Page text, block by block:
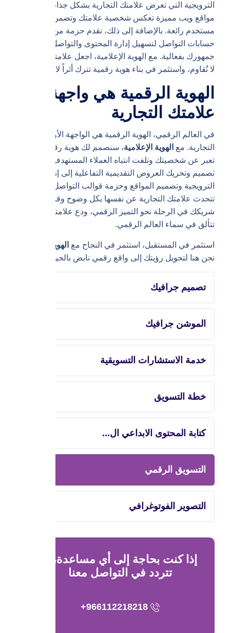
تصميم جرافيك
الموشن جرافيك
خدمة الاستشارات التسويقية
خطة التسويق
كتابة المحتوى الابداعي ال...
التسويق الرقمي
التصوير الفوتوغرافي
إذا كنت بحاجة إلى أي مساعدة، لا
تتردد في التواصل معنا
966112218218+
الترويجية التي تعرض علامتك التجارية بشكل جذاب. نصمم
مواقع ويب مميزة تعكس شخصية علامتك وتضمن تجربة
مستخدم رائعة. بالإضافة إلى ذلك، نقدم حزمة من قوالب
حسابات التواصل لتسهيل إدارة المحتوى والتواصل مع
جمهورك بفعالية. مع الهوية الإعلامية، اجعل علامتك التجارية
لا تُقاوم، واستثمر في بناء هوية رقمية تترك أثراً لا يُنسى.
الهوية الرقمية هي واجهة
علامتك التجارية
في العالم الرقمي، الهوية الرقمية هي الواجهة الأولى لعلامتك
التجارية. مع الهوية الإعلامية، سنصمم لك هوية رقمية جذابة
تعبر عن شخصيتك وتلفت انتباه العملاء المستهدفين. من
تصميم وتحريك العروض التقديمية التفاعلية إلى إنتاج الأفلام
الترويجية وتصميم المواقع وحزمة قوالب التواصل، نضمن أن
تتحدث علامتك التجارية عن نفسها بكل وضوح وقوة. اجعلنا
شريكك في الرحلة نحو التميز الرقمي، ودع علامتك التجارية
تتألق في سماء العالم الرقمي.
استثمر في المستقبل، استثمر في النجاح مع الهوية الإعلامية
نحن هنا لتحويل رؤيتك إلى واقع رقمي نابض بالحياة.